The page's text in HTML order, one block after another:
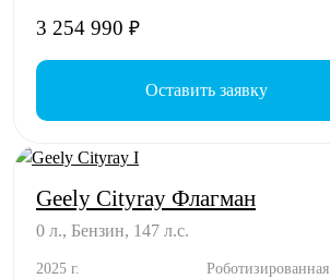
3 254 990 ₽
Оставить заявку
Geely Cityray Флагман
0 л., Бензин, 147 л.с.
2025 г.
Роботизированная